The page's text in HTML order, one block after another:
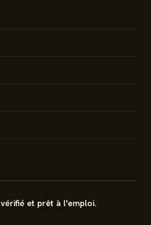
et prêt à l'emploi.